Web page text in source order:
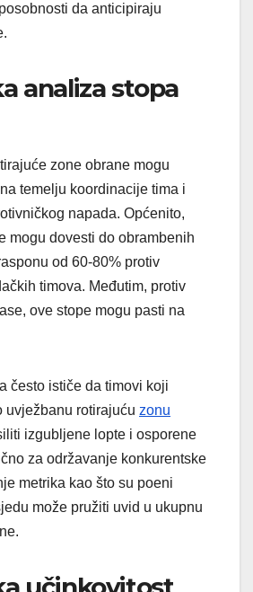
da anticipiraju
analiza stopa
zone obrane mogu
temelju koordinacije tima i
napada. Općenito,
mogu dovesti do obrambenih
od 60-80% protiv
timova. Međutim, protiv
ove stope mogu pasti na
često ističe da timovi koji
uvježbanu rotirajuću zonu
izgubljene lopte i osporene
za održavanje konkurentske
metrika kao što su poeni
može pružiti uvid u ukupnu